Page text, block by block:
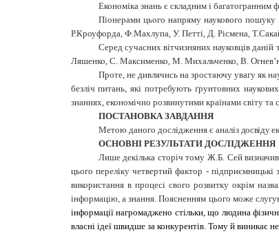
Економіка знань є складним і багатогранним
Піонерами цього напряму наукового
Р.Кроуфорда, Ф.Махлупа, У. Петті, Д. Рісмена,
Серед сучасних вітчизняних науковців
Ляшенко, С. Максименко, М. Михальченко, В.
Проте, не дивлячись на зростаючу увагу як
безліч питань, які потребують ґрунтовних
знаннях, економічно розвинутими країнами світу
ПОСТАНОВКА ЗАВДАННЯ
Метою даного дослідження є аналіз досвіду
ОСНОВНІ РЕЗУЛЬТАТИ ДОСЛІДЖЕННЯ
Лише декілька сторіч тому Ж.Б. Сей
цього переліку четвертий фактор -
використання в процесі свого розвитку окрім
інформацію, а знання. Поясненням цього може
інформації нагромаджено стільки, що людина
власні ідеї швидше за конкурентів. Тому й виникає